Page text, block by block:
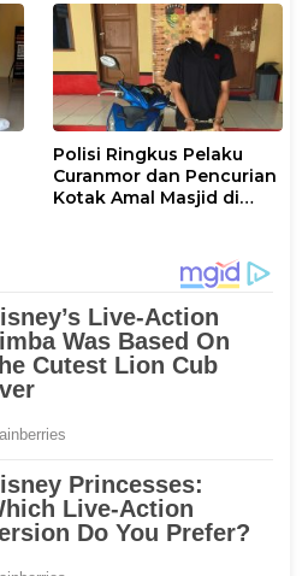
Polisi Ringkus Pelaku
Curanmor dan Pencurian
Kotak Amal Masjid di